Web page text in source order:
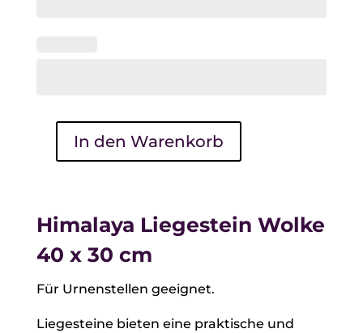
Himalaya
40
30
cm
In den Warenkorb
Himalaya Liegestein Wolke
40 x 30 cm
Für Urnenstellen geeignet.
Liegesteine bieten eine praktische und